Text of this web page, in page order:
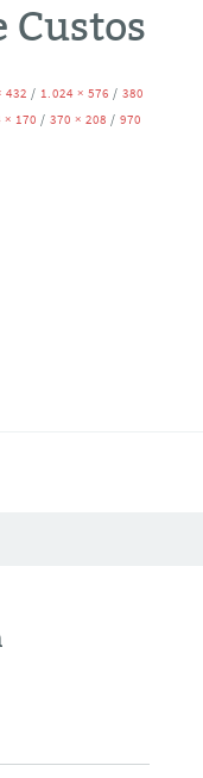
Custos
432 / 1.024 × 576 / 380
× 170 / 370 × 208 / 970